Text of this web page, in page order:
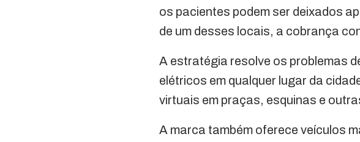
os pacientes podem ser deixados
de um desses locais, a cobrança
A estratégia resolve os problemas
elétricos em qualquer lugar da
virtuais em praças, esquinas e
A marca também oferece veículos